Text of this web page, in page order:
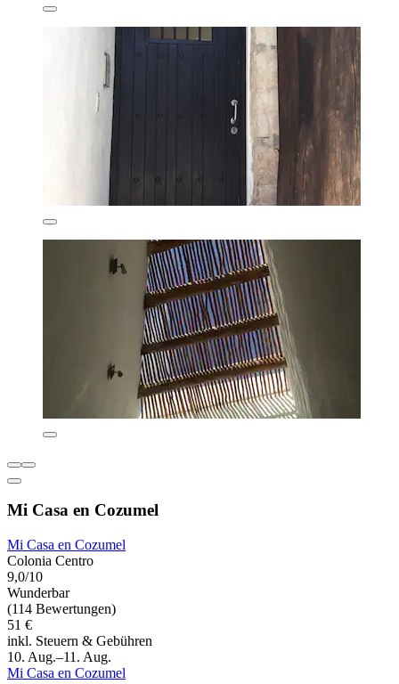
Mi Casa en Cozumel
Mi Casa en Cozumel
Colonia Centro
9,0/10
Wunderbar
(114 Bewertungen)
51 €
inkl. Steuern & Gebühren
10. Aug.–11. Aug.
Mi Casa en Cozumel